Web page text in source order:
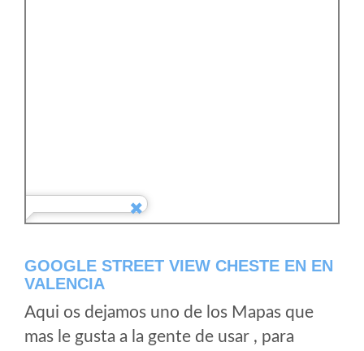
GOOGLE STREET VIEW CHESTE EN EN
VALENCIA
Aqui os dejamos uno de los Mapas que
mas le gusta a la gente de usar , para